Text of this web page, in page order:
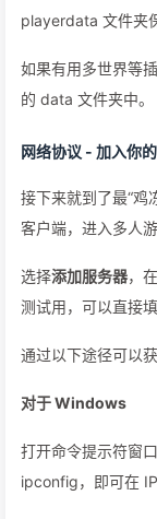
playerdata 文件夹
如果有用多世界等
的 data 文件夹中。
网络协议 - 加入你
接下来就到了最“鸡
客户端，进入多人游
选择添加服务器，在
测试用，可以直接
通过以下途径可以获
对于 Windows
打开命令提示符窗
ipconfig，即可在